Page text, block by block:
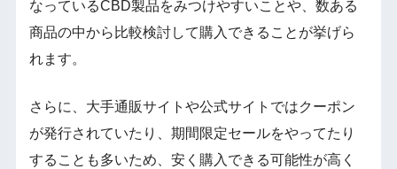
なっているCBD製品をみつけやすいことや、数ある
商品の中から比較検討して購入できることが挙げら
れます。
さらに、大手通販サイトや公式サイトではクーポン
が発行されていたり、期間限定セールをやってたり
することも多いため、安く購入できる可能性が高く